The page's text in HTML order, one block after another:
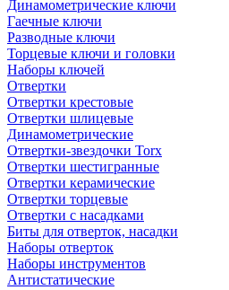
Динамометрические ключи
Гаечные ключи
Разводные ключи
Торцевые ключи и головки
Наборы ключей
Отвертки
Отвертки крестовые
Отвертки шлицевые
Динамометрические
Отвертки-звездочки Torx
Отвертки шестигранные
Отвертки керамические
Отвертки торцевые
Отвертки с насадками
Биты для отверток, насадки
Наборы отверток
Наборы инструментов
Антистатические